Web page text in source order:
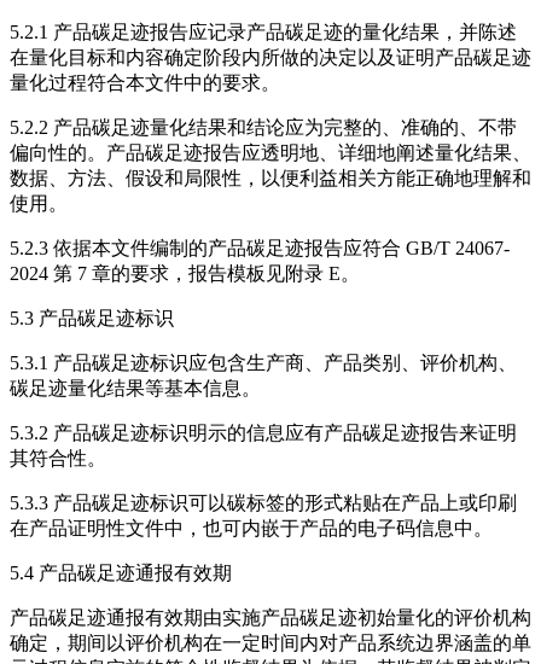
5.2.1 产品碳足迹报告应记录产品碳足迹的量化结果，并陈述
在量化目标和内容确定阶段内所做的决定以及证明产品碳足迹
量化过程符合本文件中的要求。
5.2.2 产品碳足迹量化结果和结论应为完整的、准确的、不带
偏向性的。产品碳足迹报告应透明地、详细地阐述量化结果、
数据、方法、假设和局限性，以便利益相关方能正确地理解和
使用。
5.2.3 依据本文件编制的产品碳足迹报告应符合 GB/T 24067-
2024 第 7 章的要求，报告模板见附录 E。
5.3 产品碳足迹标识
5.3.1 产品碳足迹标识应包含生产商、产品类别、评价机构、
碳足迹量化结果等基本信息。
5.3.2 产品碳足迹标识明示的信息应有产品碳足迹报告来证明
其符合性。
5.3.3 产品碳足迹标识可以碳标签的形式粘贴在产品上或印刷
在产品证明性文件中，也可内嵌于产品的电子码信息中。
5.4 产品碳足迹通报有效期
产品碳足迹通报有效期由实施产品碳足迹初始量化的评价机构
确定，期间以评价机构在一定时间内对产品系统边界涵盖的单